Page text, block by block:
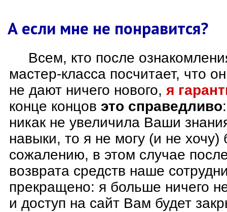
А если мне не понравится?
Всем, кто после
мастер-класса посчитает, что
не дают ничего нового, я
конце концов это справедливо
никак не увеличила Ваши
навыки, то я не могу (и не хочу)
сожалению, в этом случае
возврата средств наше
прекращено: я больше ничего
и доступ на сайт Вам будет